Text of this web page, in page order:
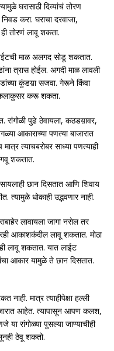
घरासाठी दिव्यांचं तोरण
करा. घराचा दरवाजा,
तोरणं लावू शकता.
माळ अलगद सोडू शकतात.
त्रास होईल. अगदी माळ लावली
कुंडय़ा सजवा. गेरूने किंवा
कलाकुसर करू शकता.
रांगोळी पुढे ठेवायला, कठडय़ावर,
आकाराच्या पणत्या बाजारात
त्याचबरोबर साध्या पणत्याही
शकतात.
छान दिसतात आणि शिवाय
त्यामुळे धोकाही उद्भवणार नाही.
लावायला जागा नसेल तर
आकाशकंदील लावू शकतात. मोठा
लावू शकतात. यात लाईट
आकार यामुळे ते छान दिसतात.
नाही. मात्र त्याहीपेक्षा हल्ली
आहेत. त्यापासून आपण कलश,
रांगोळ्या पुसल्या जाण्याचीही
ठेवू शकतो.